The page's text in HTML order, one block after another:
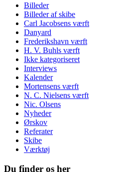
Billeder
Billeder af skibe
Carl Jacobsens værft
Danyard
Frederikshavn værft
H. V. Buhls værft
Ikke kategoriseret
Interviews
Kalender
Mortensens værft
N. C. Nielsens værft
Nic. Olsens
Nyheder
Ørskov
Referater
Skibe
Værktøj
Du finder os her